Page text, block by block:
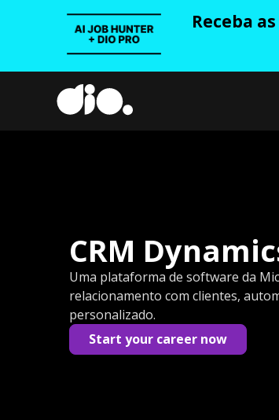
Receba
CRM
Uma plataforma de software da
relacionamento com clientes,
personalizado.
Start your career now